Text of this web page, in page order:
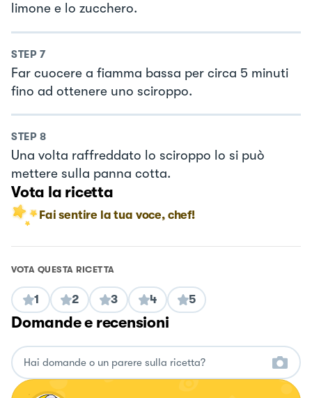
limone e lo zucchero.
STEP 7
Far cuocere a fiamma bassa per circa 5 minuti
fino ad ottenere uno sciroppo.
STEP 8
Una volta raffreddato lo sciroppo lo si può
mettere sulla panna cotta.
Vota la ricetta
Fai sentire la tua voce, chef!
VOTA QUESTA RICETTA
1 2 3 4 5
Domande e recensioni